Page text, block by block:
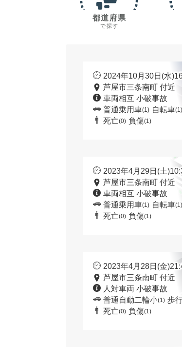
都道府県
で探す
2024年10月30日(水
芦屋市三条南町 付近
車両相互 小破事故
普通乗用車(1) 自転車(1)
死亡(0) 負傷(1)
2023年4月29日(土
芦屋市三条南町 付近
車両相互 小破事故
普通乗用車(1) 自転車(1)
死亡(0) 負傷(1)
2023年4月28日(金
芦屋市三条南町 付近
人対車両 小破事故
普通自動二輪小(1) 歩
死亡(0) 負傷(1)